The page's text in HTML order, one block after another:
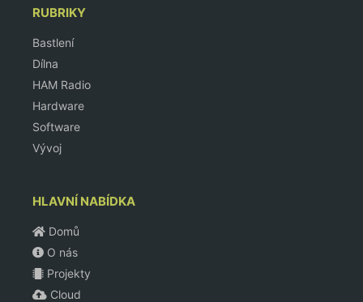
RUBRIKY
Bastlení
Dílna
HAM Radio
Hardware
Software
Vývoj
HLAVNÍ NABÍDKA
Domů
O nás
Projekty
Cloud